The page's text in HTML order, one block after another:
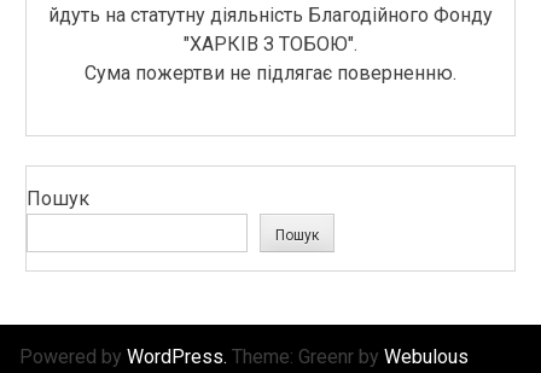
йдуть на статутну діяльність Благодійного Фонду
"ХАРКІВ З ТОБОЮ".
Сума пожертви не підлягає поверненню.
Пошук
Пошук
Powered by WordPress. Theme: Greenr by Webulous